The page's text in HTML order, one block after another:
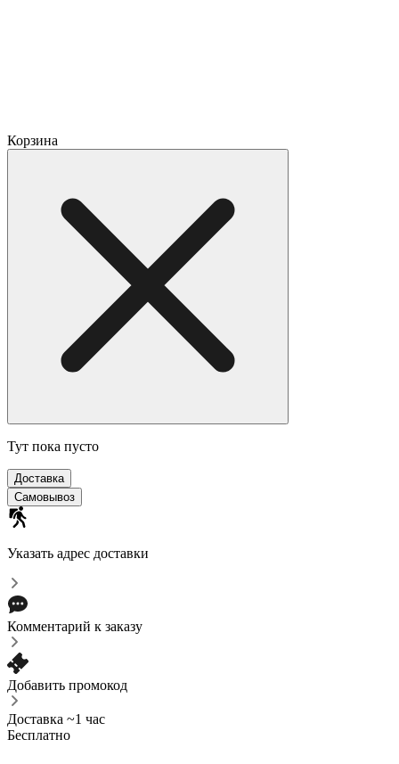
Корзина
Тут пока пусто
Доставка
Самовывоз
Указать адрес доставки
Комментарий к заказу
Добавить промокод
Доставка ~1 час
Бесплатно